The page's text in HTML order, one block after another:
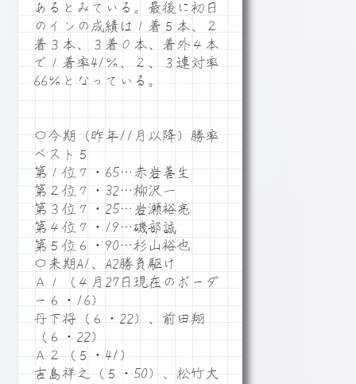
あるとみている。最後に初日
のインの成績は１着５本、２
着３本、３着０本、着外４本
で１着率41％、２、３連対率
66％となっている。
〇今期（昨年11月以降）勝率
ベスト５
第１位７・65…赤岩善生
第２位７・32…柳沢一
第３位７・25…岩瀬裕亮
第４位７・19…磯部誠
第５位６・90…杉山裕也
〇来期A1、A2勝負駆け
Ａ１（４月27日現在のボーダ
ー６・16）
丹下将（６・22）、前田翔
（６・22）
Ａ２（５・41）
吉島祥之（５・50）、松竹大